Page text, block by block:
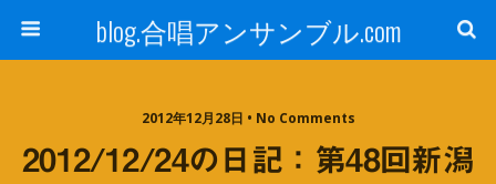
blog.合唱アンサンブル.com
2012年12月28日 • No Comments
2012/12/24の日記：第48回新潟